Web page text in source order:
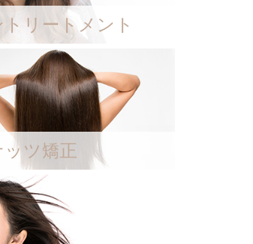
リートメント
ッツ矯正